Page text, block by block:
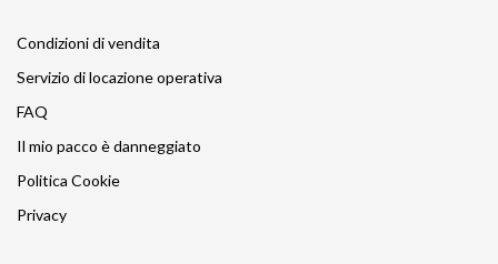
Condizioni di vendita
Servizio di locazione operativa
FAQ
Il mio pacco è danneggiato
Politica Cookie
Privacy